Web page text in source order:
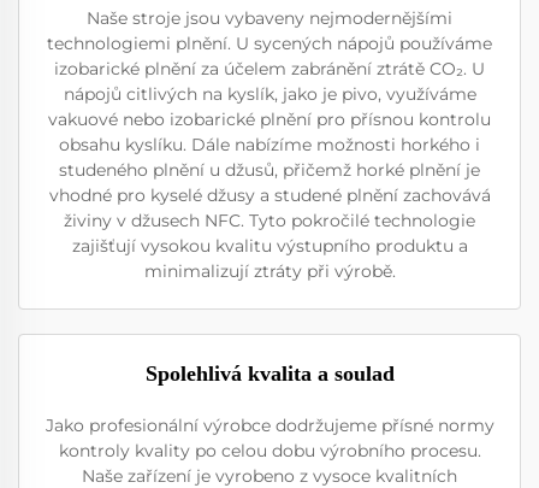
Naše stroje jsou vybaveny nejmodernějšími
technologiemi plnění. U sycených nápojů používáme
izobarické plnění za účelem zabránění ztrátě CO₂. U
nápojů citlivých na kyslík, jako je pivo, využíváme
vakuové nebo izobarické plnění pro přísnou kontrolu
obsahu kyslíku. Dále nabízíme možnosti horkého i
studeného plnění u džusů, přičemž horké plnění je
vhodné pro kyselé džusy a studené plnění zachovává
živiny v džusech NFC. Tyto pokročilé technologie
zajišťují vysokou kvalitu výstupního produktu a
minimalizují ztráty při výrobě.
Spolehlivá kvalita a soulad
Jako profesionální výrobce dodržujeme přísné normy
kontroly kvality po celou dobu výrobního procesu.
Naše zařízení je vyrobeno z vysoce kvalitních